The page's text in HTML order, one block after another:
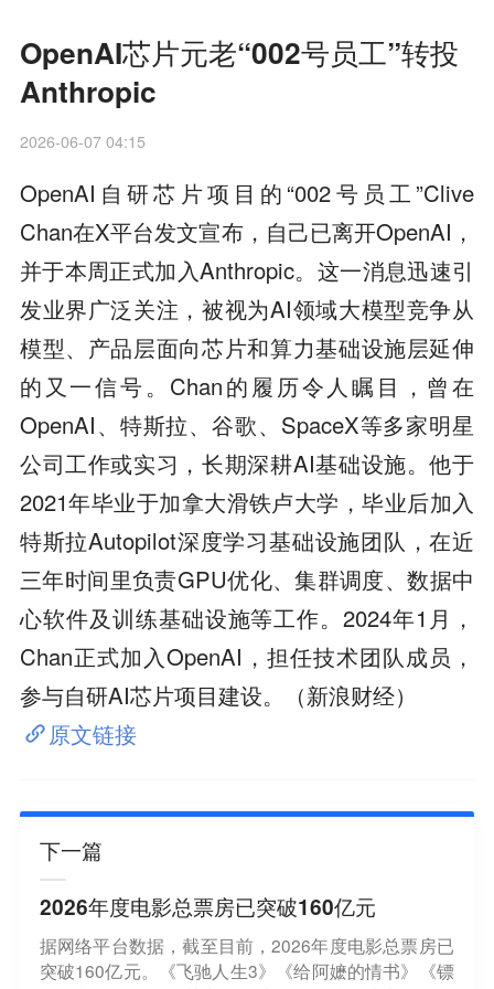
OpenAI芯片元老“002号员工”转投
Anthropic
2026-06-07 04:15
OpenAI自研芯片项目的“002号员工”Clive
Chan在X平台发文宣布，自己已离开OpenAI，
并于本周正式加入Anthropic。这一消息迅速引
发业界广泛关注，被视为AI领域大模型竞争从
模型、产品层面向芯片和算力基础设施层延伸
的又一信号。Chan的履历令人瞩目，曾在
OpenAI、特斯拉、谷歌、SpaceX等多家明星
公司工作或实习，长期深耕AI基础设施。他于
2021年毕业于加拿大滑铁卢大学，毕业后加入
特斯拉Autopilot深度学习基础设施团队，在近
三年时间里负责GPU优化、集群调度、数据中
心软件及训练基础设施等工作。2024年1月，
Chan正式加入OpenAI，担任技术团队成员，
参与自研AI芯片项目建设。（新浪财经）
原文链接
下一篇
2026年度电影总票房已突破160亿元
据网络平台数据，截至目前，2026年度电影总票房已
突破160亿元。《飞驰人生3》《给阿嬷的情书》《镖